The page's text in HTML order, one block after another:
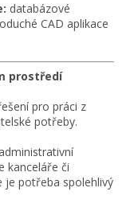
databázové
CAD aplikace
prostředí
pro práci z
potřeby.
kanceláře či
je potřeba spolehlivý